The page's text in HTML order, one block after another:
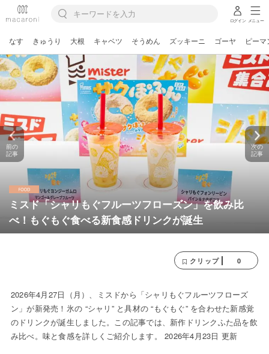
ログイン メニュー
なす きゅうり 大根 キャベツ そうめん ズッキーニ ゴーヤ ピーマ
ミスド「シャリもぐフルーツフローズン」を飲み比
べ！もぐもぐ食べる新食感ドリンクが誕生
前の
記事
次の
記事
クリップ 0
2026年4月27日（月）、ミスドから「シャリもぐフルーツフローズ
ン」が新発売！氷の “シャリ” と具材の “もぐもぐ” を合わせた新感覚
のドリンクが誕生しました。この記事では、新作ドリンクふた品を飲
み比べ。味と食感を詳しくご紹介します。 2026年4月23日 更新